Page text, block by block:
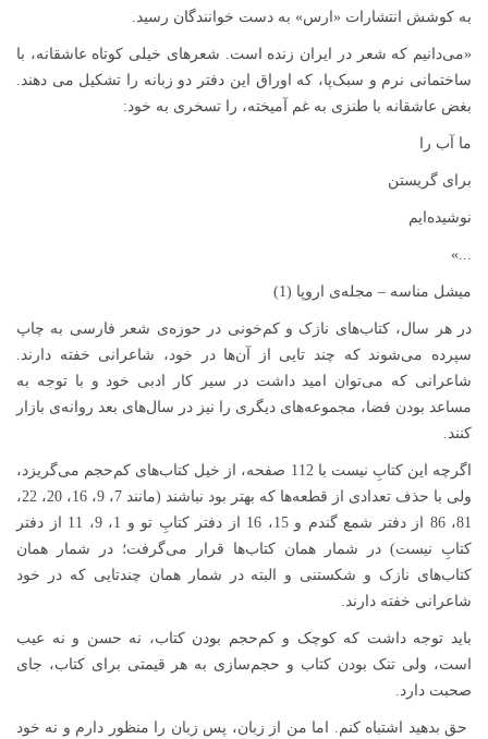
به کوشش انتشارات «ارس» به دست خوانندگان رسید.
«می‌دانیم که شعر در ایران زنده است. شعرهای خیلی کوتاه عاشقانه، با
ساختمانی نرم و سبک‌پا، که اوراق این دفتر دو زبانه را تشکیل می دهند.
بغض عاشقانه با طنزی به غم آمیخته، را تسخری به خود:
ما آب را
برای گریستن
نوشیده‌ایم
...»
میشل مناسه – مجله‌ی اروپا (1)
در هر سال، کتاب‌های نازک و کم‌خونی در حوزه‌ی شعر فارسی به چاپ
سپرده می‌شوند که چند تایی از آن‌ها در خود، شاعرانی خفته دارند.
شاعرانی که می‌توان امید داشت در سیر کار ادبی خود و با توجه به
مساعد بودن فضا، مجموعه‌های دیگری را نیز در سال‌های بعد روانه‌ی بازار
کنند.
اگرچه این کتابِ نیست با 112 صفحه، از خیل کتاب‌های کم‌حجم می‌گریزد،
ولی با حذف تعدادی از قطعه‌ها که بهتر بود نباشند (مانند 7، 9، 16، 20، 22،
81، 86 از دفتر شمع گندم و 15، 16 از دفتر کتابِ تو و 1، 9، 11 از دفتر
کتابِ نیست) در شمار همان کتاب‌ها قرار می‌گرفت؛ در شمار همان
کتاب‌های نازک و شکستنی و البته در شمار همان چندتایی که در خود
شاعرانی خفته دارند.
باید توجه داشت که کوچک و کم‌حجم بودن کتاب، نه حسن و نه عیب
است، ولی تنک بودن کتاب و حجم‌سازی به هر قیمتی برای کتاب، جای
صحبت دارد.
حق بدهید اشتباه کنم. اما من از زبان، پس زبان را منظور دارم و نه خود